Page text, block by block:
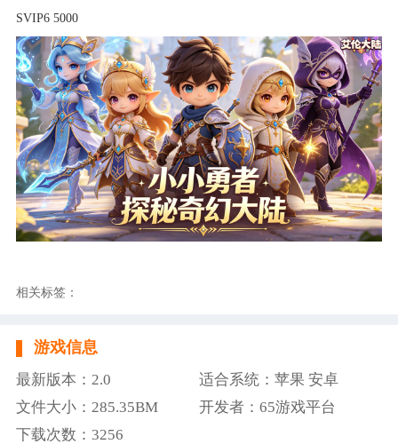
SVIP6 5000
相关标签：
游戏信息
最新版本：2.0
适合系统：苹果 安卓
文件大小：285.35BM
开发者：65游戏平台
下载次数：3256